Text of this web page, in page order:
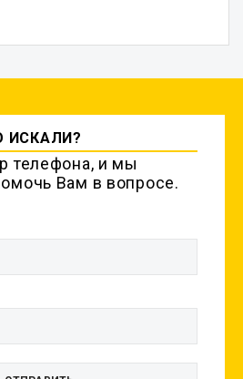
ИСКАЛИ?
телефона, и мы
Вам в вопросе.